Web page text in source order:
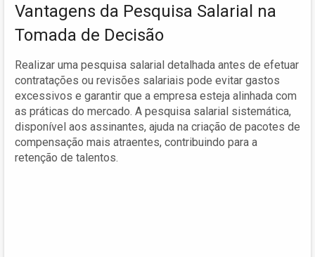
Vantagens da Pesquisa Salarial na
Tomada de Decisão
Realizar uma pesquisa salarial detalhada antes de efetuar
contratações ou revisões salariais pode evitar gastos
excessivos e garantir que a empresa esteja alinhada com
as práticas do mercado. A pesquisa salarial sistemática,
disponível aos assinantes, ajuda na criação de pacotes de
compensação mais atraentes, contribuindo para a
retenção de talentos.